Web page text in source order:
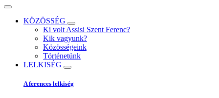
KÖZÖSSÉG
Ki volt Assisi Szent Ferenc?
Kik vagyunk?
Közösségeink
Történetünk
LELKISÉG
A ferences lelkiség